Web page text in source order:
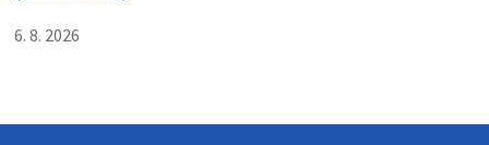
6. 8. 2026